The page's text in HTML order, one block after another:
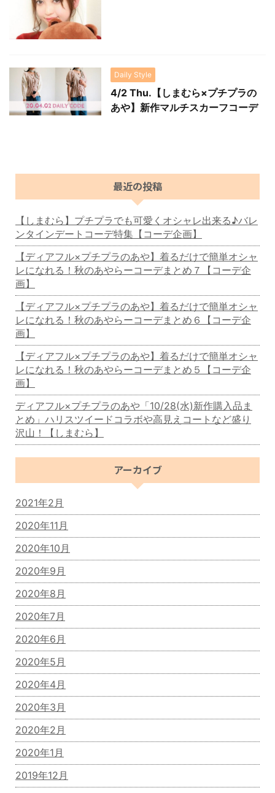
Daily Style
4/2 Thu.【しまむら×プチプラの
あや】新作マルチスカーフコーデ
最近の投稿
【しまむら】プチプラでも可愛くオシャレ出来る♪バレ
ンタインデートコーデ特集【コーデ企画】
【ディアフル×プチプラのあや】着るだけで簡単オシャ
レになれる！秋のあやらーコーデまとめ７【コーデ企
画】
【ディアフル×プチプラのあや】着るだけで簡単オシャ
レになれる！秋のあやらーコーデまとめ６【コーデ企
画】
【ディアフル×プチプラのあや】着るだけで簡単オシャ
レになれる！秋のあやらーコーデまとめ５【コーデ企
画】
ディアフル×プチプラのあや「10/28(水)新作購入品ま
とめ」ハリスツイードコラボや高見えコートなど盛り
沢山！【しまむら】
アーカイブ
2021年2月
2020年11月
2020年10月
2020年9月
2020年8月
2020年7月
2020年6月
2020年5月
2020年4月
2020年3月
2020年2月
2020年1月
2019年12月